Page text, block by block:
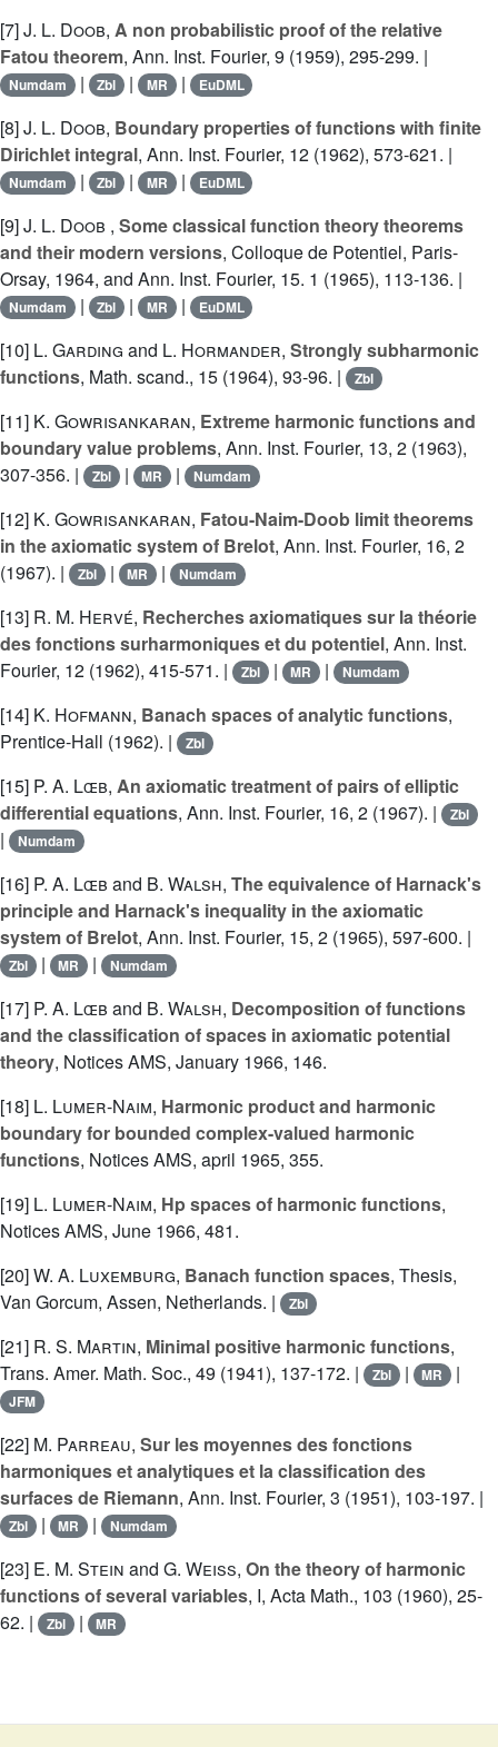
[7]J. L. Doob, A non probabilistic proof of the relative
Fatou theorem, Ann. Inst. Fourier, 9 (1959), 295-299. |
Numdam | Zbl | MR | EuDML
[8]J. L. Doob, Boundary properties of functions with finite
Dirichlet integral, Ann. Inst. Fourier, 12 (1962), 573-621. |
Numdam | Zbl | MR | EuDML
[9]J. L. Doob , Some classical function theory theorems
and their modern versions, Colloque de Potentiel, Paris-
Orsay, 1964, and Ann. Inst. Fourier, 15. 1 (1965), 113-136. |
Numdam | Zbl | MR | EuDML
[10] L. Garding and L. Hormander, Strongly subharmonic
functions, Math. scand., 15 (1964), 93-96. | Zbl
[11] K. Gowrisankaran, Extreme harmonic functions and
boundary value problems, Ann. Inst. Fourier, 13, 2 (1963),
307-356. |
Zbl | MR | Numdam
[12] K. Gowrisankaran, Fatou-Naim-Doob limit theorems
in the axiomatic system of Brelot, Ann. Inst. Fourier, 16, 2
(1967). |
Zbl | MR | Numdam
[13] R. M. Hervé, Recherches axiomatiques sur la théorie
des fonctions surharmoniques et du potentiel, Ann. Inst.
Fourier, 12 (1962), 415-571. |
Zbl | MR | Numdam
[14] K. Hofmann, Banach spaces of analytic functions,
Prentice-Hall (1962). |
Zbl
[15] P. A. Lœb, An axiomatic treatment of pairs of elliptic
differential equations, Ann. Inst. Fourier, 16, 2 (1967). | Zbl
| Numdam
[16] P. A. Lœb and B. Walsh, The equivalence of Harnack's
principle and Harnack's inequality in the axiomatic
system of Brelot, Ann. Inst. Fourier, 15, 2 (1965), 597-600. |
Zbl | MR | Numdam
[17] P. A. Lœb and B. Walsh, Decomposition of functions
and the classification of spaces in axiomatic potential
theory, Notices AMS, January 1966, 146.
[18] L. Lumer-Naim, Harmonic product and harmonic
boundary for bounded complex-valued harmonic
functions, Notices AMS, april 1965, 355.
[19] L. Lumer-Naim, Hp spaces of harmonic functions,
Notices AMS, June 1966, 481.
[20]W. A. Luxemburg, Banach function spaces, Thesis,
Van Gorcum, Assen, Netherlands. |
Zbl
[21] R. S. Martin, Minimal positive harmonic functions,
Trans. Amer. Math. Soc., 49 (1941), 137-172. |
Zbl | MR |
JFM
[22] M. Parreau, Sur les moyennes des fonctions
harmoniques et analytiques et la classification des
surfaces de Riemann, Ann. Inst. Fourier, 3 (1951), 103-197. |
Zbl | MR | Numdam
[23] E. M. Stein and G. Weiss, On the theory of harmonic
functions of several variables, I, Acta Math., 103 (1960), 25-
62. |
Zbl | MR